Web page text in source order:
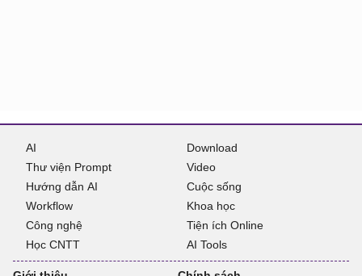
AI
Thư viện Prompt
Hướng dẫn AI
Workflow
Công nghệ
Học CNTT
Download
Video
Cuộc sống
Khoa học
Tiện ích Online
AI Tools